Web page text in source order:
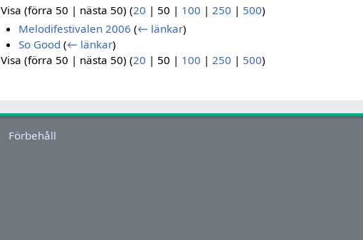
Visa (förra 50 | nästa 50) (20 | 50 | 100 | 250 | 500)
Melodifestivalen 2006 (← länkar)
So Good (← länkar)
Visa (förra 50 | nästa 50) (20 | 50 | 100 |250 | 500)
Förbehåll